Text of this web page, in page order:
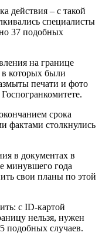
действия – с такой
специалисты
37 подобных
на границе
которых были
печати и фото
срока
фактами столкнулись
в документах в
минувшего года
свои планы по этой
с ID-картой
нельзя, нужен
подобных случаев.